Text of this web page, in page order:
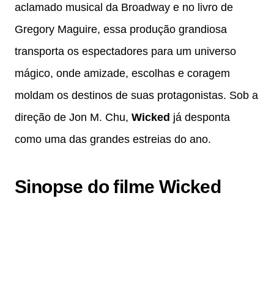
aclamado musical da Broadway e no livro de
Gregory Maguire, essa produção grandiosa
transporta os espectadores para um universo
mágico, onde amizade, escolhas e coragem
moldam os destinos de suas protagonistas. Sob a
direção de Jon M. Chu, Wicked já desponta
como uma das grandes estreias do ano.
Sinopse do filme Wicked